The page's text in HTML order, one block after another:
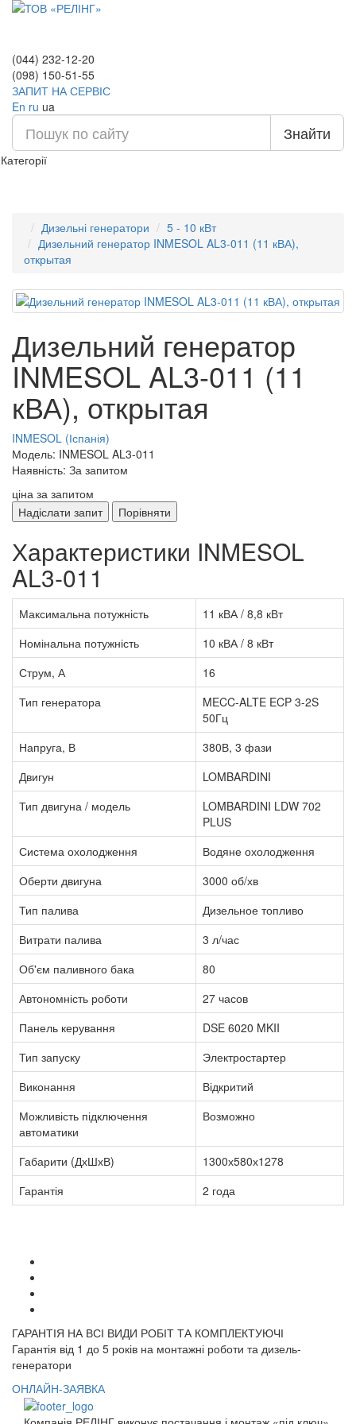
(044) 232-12-20
(098) 150-51-55
ЗАПИТ НА СЕРВІС
En ru ua
Знайти
Категорії
Дизельні генератори
5 - 10 кВт
Дизельний генератор INMESOL AL3-011 (11 кВА),
открытая
Дизельний генератор
INMESOL AL3-011 (11
кВА), открытая
INMESOL (Іспанія)
Модель: INMESOL AL3-011
Наявність: За запитом
ціна за запитом
Надіслати запит
Порівняти
Характеристики INMESOL
AL3-011
Максимальна потужність
11 кВА / 8,8 кВт
Номінальна потужність
10 кВА / 8 кВт
Струм, А
16
Тип генератора
MECC-ALTE ECP 3-2S
50Гц
Напруга, В
380В, 3 фази
Двигун
LOMBARDINI
Тип двигуна / модель
LOMBARDINI LDW 702
PLUS
Система охолодження
Водяне охолодження
Оберти двигуна
3000 об/хв
Тип палива
Дизельное топливо
Витрати палива
3 л/час
Об'єм паливного бака
80
Автономність роботи
27 часов
Панель керування
DSE 6020 MKII
Тип запуску
Электростартер
Виконання
Відкритий
Можливість підключення
автоматики
Возможно
Габарити (ДхШхВ)
1300х580х1278
Гарантія
2 года
ГАРАНТІЯ НА ВСІ ВИДИ РОБІТ ТА КОМПЛЕКТУЮЧІ
Гарантія від 1 до 5 років на монтажні роботи та дизель-
генератори
ОНЛАЙН-ЗАЯВКА